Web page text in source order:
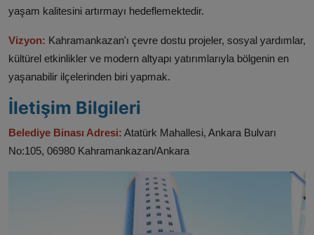
yaşam kalitesini artırmayı hedeflemektedir.​
Vizyon: Kahramankazan'ı çevre dostu projeler, sosyal yardımlar,
kültürel etkinlikler ve modern altyapı yatırımlarıyla bölgenin en
yaşanabilir ilçelerinden biri yapmak.​
İletişim Bilgileri
Belediye Binası Adresi: Atatürk Mahallesi, Ankara Bulvarı
No:105, 06980 Kahramankazan/Ankara ​